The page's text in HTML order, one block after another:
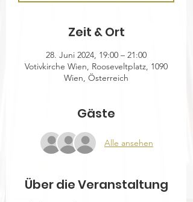
Zeit & Ort
28. Juni 2024, 19:00 – 21:00
Votivkirche Wien, Rooseveltplatz, 1090
Wien, Österreich
Gäste
Alle ansehen
Über die Veranstaltung